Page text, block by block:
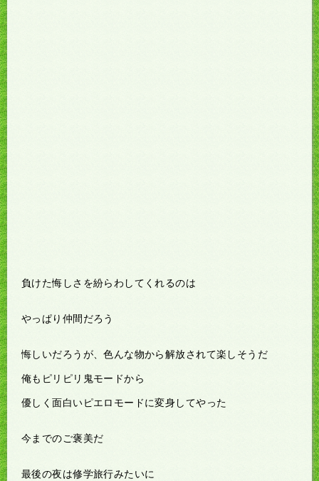
負けた悔しさを紛らわしてくれるのは
やっぱり仲間だろう
悔しいだろうが、色んな物から解放されて楽しそうだ
俺もピリピリ鬼モードから
優しく面白いピエロモードに変身してやった
今までのご褒美だ
最後の夜は修学旅行みたいに